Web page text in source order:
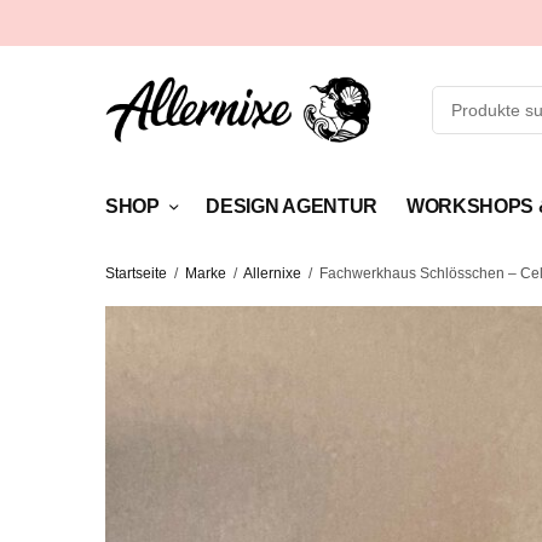
SHOP DESIGN AGENTUR WORKSHOPS
Startseite / Marke / Allernixe / Fachwerkhaus Schlösschen –